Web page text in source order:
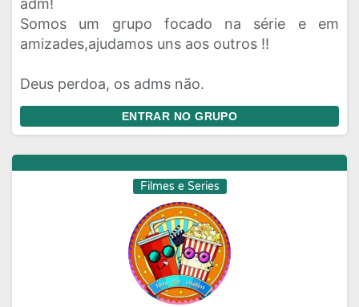
adm!
Somos um grupo focado na série e em
amizades,ajudamos uns aos outros !!
Deus perdoa, os adms não.
ENTRAR NO GRUPO
Filmes e Series